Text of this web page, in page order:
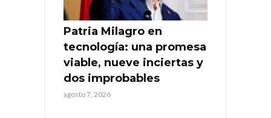
Patria Milagro en
tecnología: una promesa
viable, nueve inciertas y
dos improbables
agosto 7, 2026